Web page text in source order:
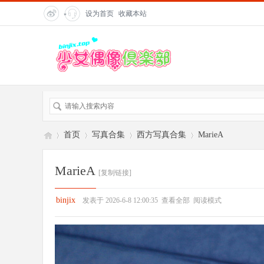
"
"在
线客
服">
设为首页 收藏本站
首页 写真合集 西方写真合集 MarieA
MarieA [复制链接]
binjix 发表于 2026-6-8 12:00:35 查看全部 阅读模式